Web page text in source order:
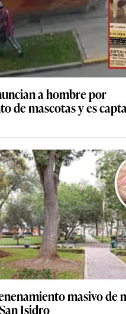
a hombre por
de mascotas y es
masivo de
Isidro